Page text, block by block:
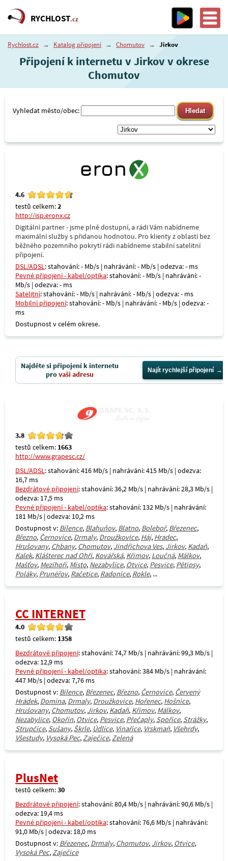
RYCHLOST.cz
Rychlost.cz → Katalog připojení → Chomutov → Jirkov
Připojení k internetu v Jirkov v okrese
Chomutov
Vyhledat město/obec:
4.6
testů celkem:2
http://isp.eronx.cz
Digitální partner - jsme plně dostupní, a rádi Vám nabídneme
maximální služby s přidanou hodnotou. Pro klienty z oblastí bez
běžného pozemního pokrytí rádi nabídneme stabilní satelitní
připojení.
DSL/ADSL: stahování: - Mb/s | nahrávání: - Mb/s | odezva: - ms
Pevné připojení - kabel/optika: stahování: - Mb/s | nahrávání: -
Mb/s | odezva: - ms
Satelitní: stahování: - Mb/s | nahrávání: - Mb/s | odezva: - ms
Mobilní připojení: stahování: - Mb/s | nahrávání: - Mb/s | odezva: -
ms
Dostupnost v celém okrese.
Najděte si připojení k internetu
provaši adresu Najít rychlejší připojení
3.8
testů celkem: 1663
http://www.grapesc.cz/
DSL/ADSL: stahování: 416 Mb/s | nahrávání: 415 Mb/s | odezva:
16,7 ms
Bezdrátové připojení: stahování: 36,2 Mb/s | nahrávání: 28,3 Mb/s |
odezva: 17,5 ms
Pevné připojení - kabel/optika: stahování: 132 Mb/s | nahrávání:
181 Mb/s | odezva: 10,2 ms
Dostupnost v: Bílence, Blahuňov, Blatno, Boleboř, Březenec,
Březno, Černovice, Drmaly, Droužkovice, Háj, Hradec,
Hrušovany, Chbany, Chomutov, Jindřichova Ves, Jirkov, Kadaň,
Kalek, Klášterec nad Ohří, Kovářská, Křimov, Loučná, Málkov,
Mašťov, Mezihoří, Místo, Nezabylice, Otvice, Pesvice, Pětipsy,
Poláky, Prunéřov, Račetice, Radonice, Rokle, ...
CC INTERNET
4.0
testů celkem: 1358
Bezdrátové připojení: stahování: 74,7 Mb/s | nahrávání: 99,3 Mb/s |
odezva: 12,9 ms
Pevné připojení - kabel/optika: stahování: 384 Mb/s | nahrávání:
447 Mb/s | odezva: 7,76 ms
Dostupnost v: Bílence, Březenec, Březno, Černovice, Červený
Hrádek, Domina, Drmaly, Droužkovice, Hořenec, Hošnice,
Hrušovany, Chomutov, Jirkov, Kadaň, Křimov, Málkov,
Nezabylice, Okořín, Otvice, Pesvice, Přečaply, Spořice, Strážky,
Strupčice, Sušany, Škrle, Údlice, Vinařice, Vrskmaň, Všehrdy,
Všestudy, Vysoká Pec,Zaječice,Zelená
PlusNet
testů celkem:30
Bezdrátové připojení: stahování: 80,4 Mb/s | nahrávání: 90,6 Mb/s |
odezva: 19,4 ms
Pevné připojení - kabel/optika: stahování: 76,6 Mb/s | nahrávání:
91,0 Mb/s | odezva: 18,0 ms
Dostupnost v: Březenec, Drmaly, Chomutov, Jirkov, Otvice,
Vysoká Pec,Zaječice